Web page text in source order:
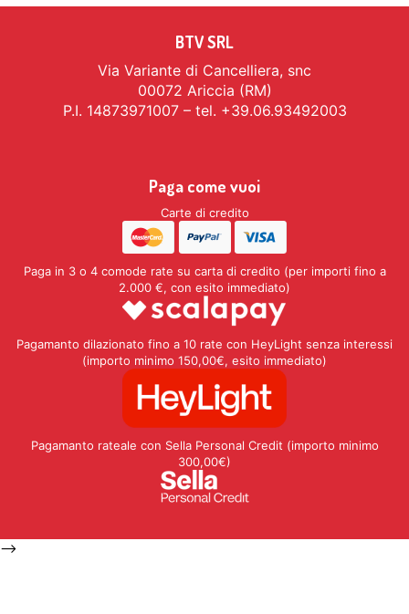
BTV SRL
Via Variante di Cancelliera, snc
00072 Ariccia (RM)
P.I. 14873971007 – tel. +39.06.93492003
Paga come vuoi
Carte di credito
Paga in 3 o 4 comode rate su carta di credito (per importi fino a
2.000 €, con esito immediato)
Pagamanto dilazionato fino a 10 rate con HeyLight senza interessi
(importo minimo 150,00€, esito immediato)
Pagamanto rateale con Sella Personal Credit (importo minimo
300,00€)
-->